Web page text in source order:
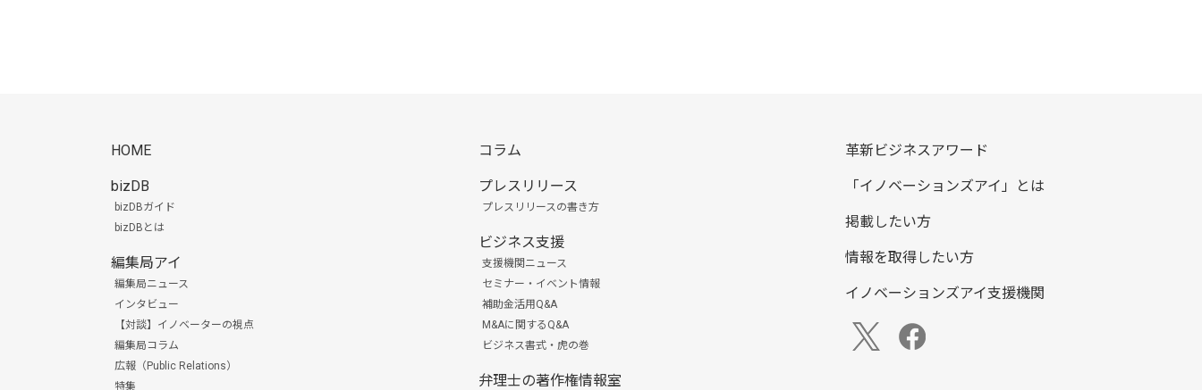
HOME
bizDB
bizDBガイド
bizDBとは
編集局アイ
編集局ニュース
インタビュー
【対談】イノベーターの視点
編集局コラム
広報（Public Relations）
特集
コラム
プレスリリース
プレスリリースの書き方
ビジネス支援
支援機関ニュース
セミナー・イベント情報
補助金活用Q&A
M&Aに関するQ&A
ビジネス書式・虎の巻
弁理士の著作権情報室
革新ビジネスアワード
「イノベーションズアイ」とは
掲載したい方
情報を取得したい方
イノベーションズアイ支援機関